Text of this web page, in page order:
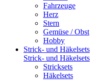
Fahrzeuge
Herz
Stern
Gemüse / Obst
Hobby
Strick- und Häkelsets
Strick- und Häkelsets
Stricksets
Häkelsets